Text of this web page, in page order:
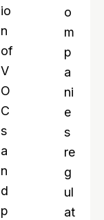
io
n
of
V
O
C
s
a
n
d
p
o
m
p
a
ni
e
s
re
g
ul
at